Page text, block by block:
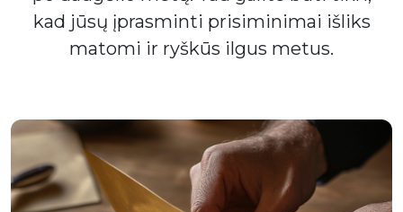
kad jūsų įprasminti prisiminimai išliks
matomi ir ryškūs ilgus metus.